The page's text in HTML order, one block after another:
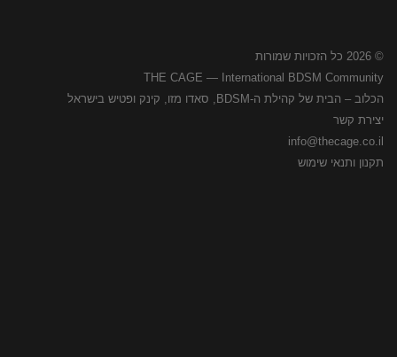
© 2026 כל הזכויות שמורות
THE CAGE — International BDSM Community
הכלוב – הבית של קהילת ה-BDSM, סאדו מזו, קינק ופטיש בישראל
יצירת קשר
info@thecage.co.il
תקנון ותנאי שימוש